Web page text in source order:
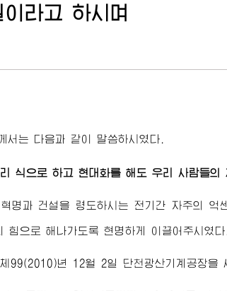
라고 하시며
서 는 다음과 같이 말씀하시였다.
식으로 하고 현대화를 해도 우리 사람들
명과 건설을 령도하시는 전기간 자주의 억
힘으로 해나가도록 현명하게 이끌어주시였다.
99(2010)년 12월 2일 단천광산기계공장을